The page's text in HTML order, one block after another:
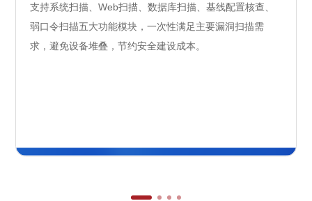
支持系统扫描、Web扫描、数据库扫描、基线配置核查、
弱口令扫描五大功能模块，一次性满足主要漏洞扫描需
求，避免设备堆叠，节约安全建设成本。